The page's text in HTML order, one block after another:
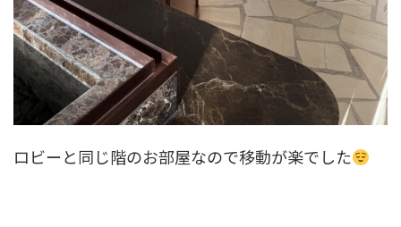
ロビーと同じ階のお部屋なので移動が楽でした